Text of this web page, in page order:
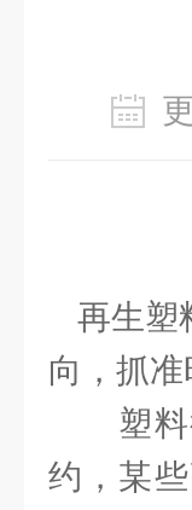
再生塑
向，抓准
塑料行
约，某